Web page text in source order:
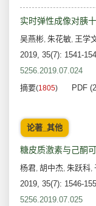
实时弹性成像对胰
吴燕彬, 朱花敏, 王学
2019, 35(7): 1541-
5256.2019.07.024
摘要(1805) PDF
论著_其他
糖皮质激素与己酮
杨君, 胡中杰, 朱跃科,
2019, 35(7): 1546-
5256.2019.07.025